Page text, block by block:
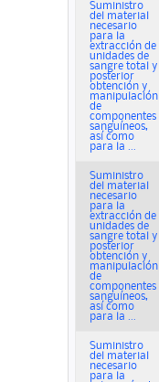
Suministro
del material
necesario
para la
extracción de
unidades de
sangre total y
posterior
obtención y
manipulación
de
componentes
sanguíneos,
así como
para la ...
Suministro
del material
necesario
para la
extracción de
unidades de
sangre total y
posterior
obtención y
manipulación
de
componentes
sanguíneos,
así como
para la ...
Suministro
del material
necesario
para la